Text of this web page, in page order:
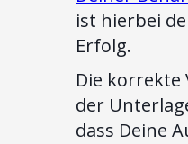
ist hierbei
Erfolg.
Die
der
dass Deine